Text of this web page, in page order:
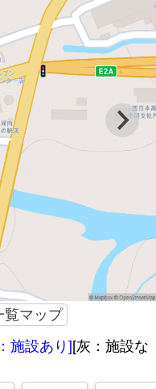
覧マップ
施設あり][灰：施設な